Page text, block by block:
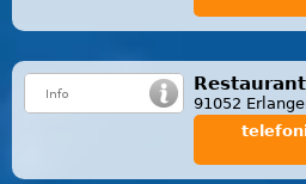
91052